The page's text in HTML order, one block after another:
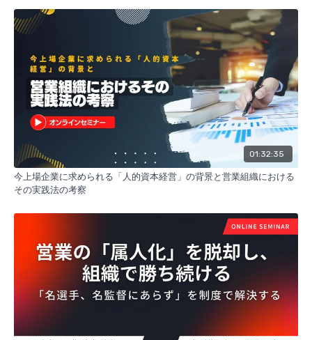
戦略を現場レベルに落とし込めんだにも関わらず、案件が停
滞してしまう方
具体的に何をマネジメントすればいいかわからなくなってし
まった方
01:32:35
今上場企業に求められる「人的資本経営」の背景と営業組織における
その実践法の考察